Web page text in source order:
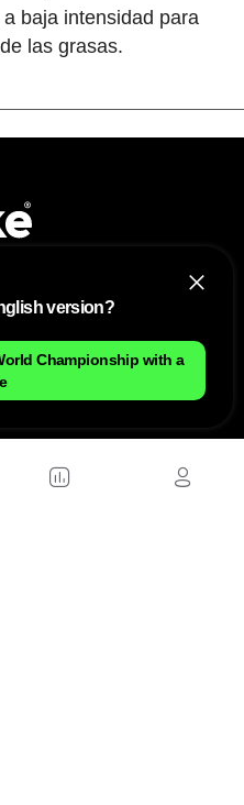
baja intensidad para
las grasas.
version?
Championship with a